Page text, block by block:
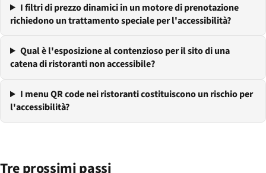
I filtri di prezzo dinamici in un motore di prenotazione
richiedono un trattamento speciale per l'accessibilità?
Qual è l'esposizione al contenzioso per il sito di una
catena di ristoranti non accessibile?
I menu QR code nei ristoranti costituiscono un rischio per
l'accessibilità?
Tre prossimi passi